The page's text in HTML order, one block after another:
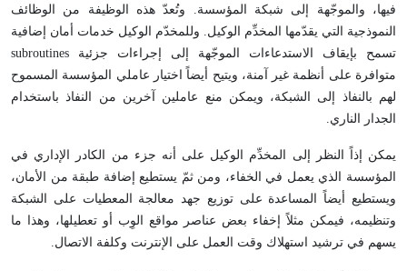
فيها، والموجّهة إلى شبكة المؤسسة. وتُعدّ هذه الوظيفة من الوظائف
النموذجية التي يقدّمها المخدِّم الوكيل. وللمخدّم الوكيل خدمات أمان إضافية
تسمح بإيقاف الاستدعاءات الموجّهة إلى إجراءات جزئية subroutines
متوافرة على أنظمة غير آمنة، ويتيح أيضاً اختيار عاملي المؤسسة المسموح
لهم بالنفاذ إلى الشبكة، ويمكن منع عاملين آخرين من النفاذ باستخدام
الجدار الناري.
يمكن إذاً النظر إلى المخدِّم الوكيل على أنه جزء من الكادر الإداري في
المؤسسة الذي يعمل في الخفاء، ومن ثمّ يستطيع إضافة طبقة من الأمان،
ويستطيع أيضاً المساعدة على توزيع جهد معالجة المعطيات على الشبكة
وتنظيمه، فيمكن مثلاً إخفاء بعض عناصر مواقع الوِب أو تعطيلها، وهذا ما
يسهم في ترشيد استهلاك وقت العمل على الإنترنت وكلفة الاتصال.